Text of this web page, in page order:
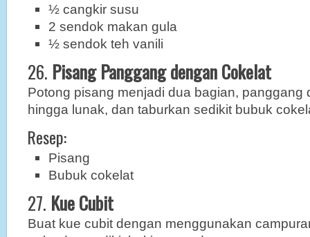
½ cangkir susu
2 sendok makan gula
½ sendok teh vanili
26. Pisang Panggang dengan Cokelat
Potong pisang menjadi dua bagian, panggang
hingga lunak, dan taburkan sedikit bubuk
Resep:
Pisang
Bubuk cokelat
27. Kue Cubit
Buat kue cubit dengan menggunakan